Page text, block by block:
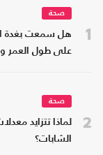
1
صحة
هل سمعت بغدة
على طول العمر
2
صحة
لماذا تتزايد
الشابات؟